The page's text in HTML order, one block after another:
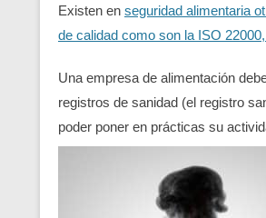
Existen en seguridad alimentaria
de calidad como son la ISO
Una empresa de alimentación
registros de sanidad (el registro
poder poner en prácticas su